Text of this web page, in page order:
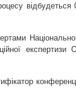
відбудеться
експертизи